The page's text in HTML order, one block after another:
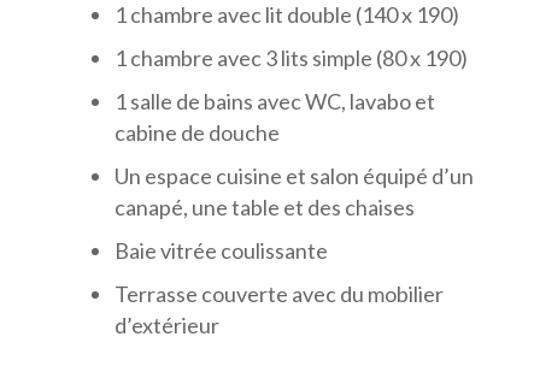
1 chambre avec lit double (140 x 190)
1 chambre avec 3 lits simple (80 x 190)
1 salle de bains avec WC, lavabo et
cabine de douche
Un espace cuisine et salon équipé d’un
canapé, une table et des chaises
Baie vitrée coulissante
Terrasse couverte avec du mobilier
d’extérieur